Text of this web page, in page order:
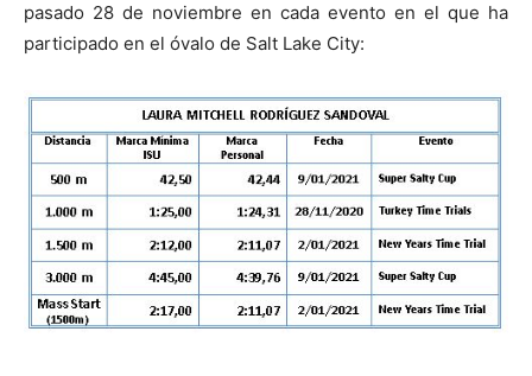
pasado 28 de noviembre en cada evento en el que ha
participado en el óvalo de Salt Lake City: